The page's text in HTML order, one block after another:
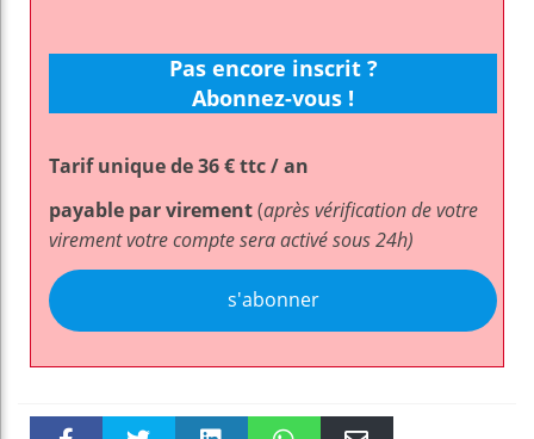
Pas encore inscrit ?
Abonnez-vous !
Tarif unique de 36 € ttc / an
payable par virement(après vérification de votre
virement votre compte sera activé sous 24h)
s'abonner